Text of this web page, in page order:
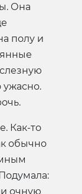
Она
полу и
ужасно.
Как-то
обычно
очную